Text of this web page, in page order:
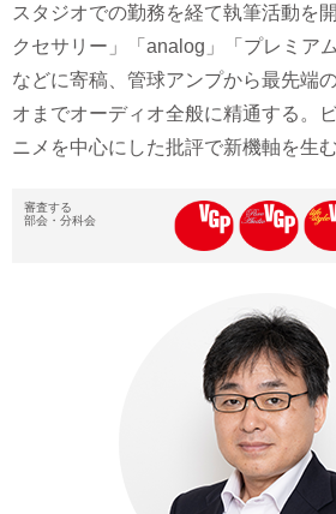
スタジオでの勤務を経て執筆活動を
クセサリー」「analog」「プレミア
などに寄稿、管球アンプから最先端
オまでオーディオ全般に精通する。
ニメを中心にした批評で新機軸を生む